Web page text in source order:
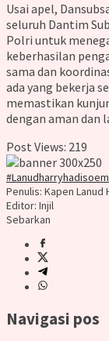
Usai apel,
seluruh Dantim
Polri untuk
keberhasilan
sama dan
ada yang bekerja
memastikan
dengan aman dan
Post Views: 219
Penulis: Kapen Lanud
Editor: Injil
Sebarkan
Navigasi pos